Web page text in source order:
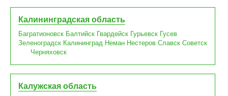
Калининградская область
Багратионовск Балтийск Гвардейск Гурьевск Гусев
Зеленоградск Калининград Неман Нестеров Славск Советск
Черняховск
Калужская область